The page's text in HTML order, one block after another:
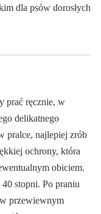
dla psów dorosłych
prać ręcznie, w
delikatnego
pralce, najlepiej zrób
ochrony, która
obiciem.
40 stopni. Po praniu
przewiewnym